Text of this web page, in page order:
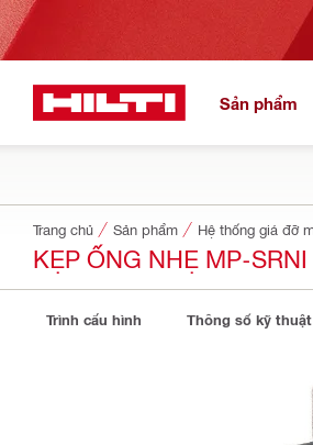
Sản phẩm
Trang chủ Sản phẩm
KẸP ỐNG NHẸ MP-SRNI
Trình cấu hình Thông số kỹ thuật